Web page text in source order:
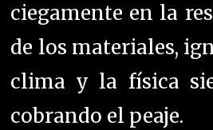
ciegamente en la
de los materiales,
clima y la física
cobrando el peaje.